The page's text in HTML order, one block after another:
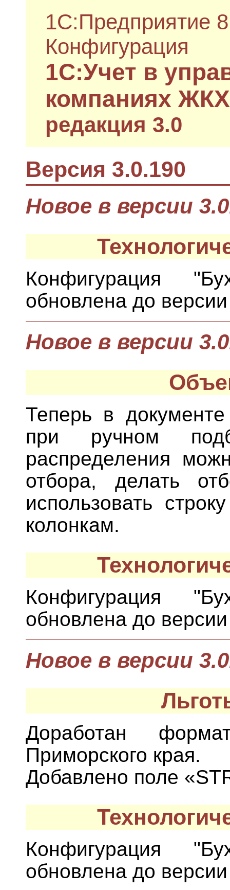
1С:Предприятие 8
Конфигурация
1С:Учет в
компаниях
редакция 3.0
Версия 3.0.190
Новое в версии
Конфигурация
обновлена до
Новое в версии
Теперь в
при ручном
распределения
отбора, делать
использовать
колонкам.
Конфигурация
обновлена до
Новое в версии
Доработан
Приморского края.
Добавлено поле
Конфигурация
обновлена до